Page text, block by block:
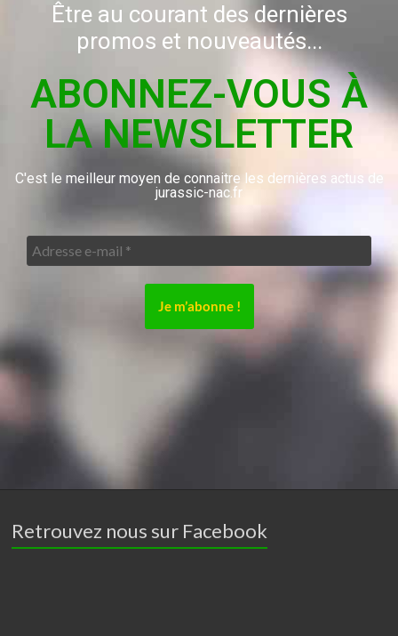
Être au courant des dernières
promos et nouveautés...
ABONNEZ-VOUS À
LA NEWSLETTER
C'est le meilleur moyen de connaitre les dernières actus de
jurassic-nac.fr
Retrouvez nous sur Facebook